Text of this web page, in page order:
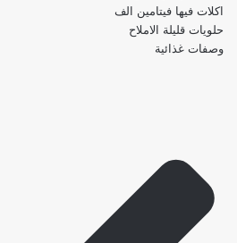
اكلات فيها فيتامين الف
حلويات قليلة الاملاح
وصفات غذائية